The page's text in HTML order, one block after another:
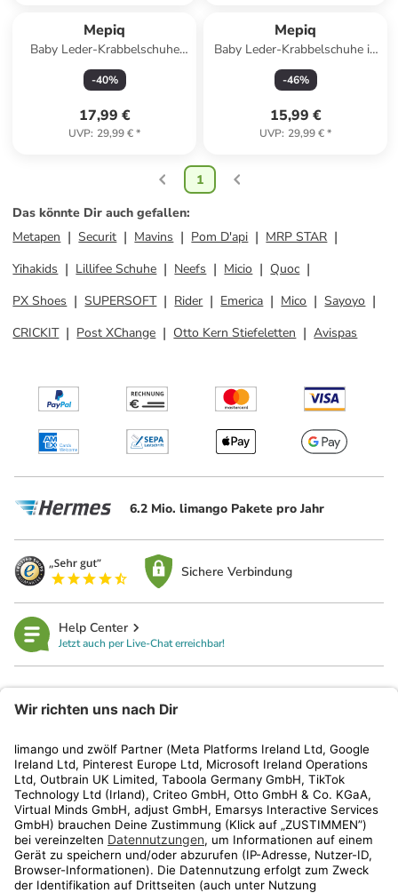
Mepiq
Baby Leder-Krabbelschuhe
"Elefant" in Braun
-40%
17,99 €
UVP: 29,99 €*
Mepiq
Baby Leder-Krabbelschuhe in
Dunkelblau
-46%
15,99 €
UVP: 29,99 €*
1
Das könnte Dir auch gefallen:
Metapen
Securit Mavins Pom D'api
MRP STAR
Yihakids
Lillifee Schuhe Neefs Micio
Quoc
PX Shoes
SUPERSOFT Rider Emerica Mico
Sayoyo
CRICKIT
Post XChange Otto Kern Stiefeletten Avispas
6.2 Mio. limango Pakete pro Jahr
Sichere Verbindung
Help Center
Jetzt auch per Live-Chat erreichbar!
Kundenservice
Shop
Aktionen